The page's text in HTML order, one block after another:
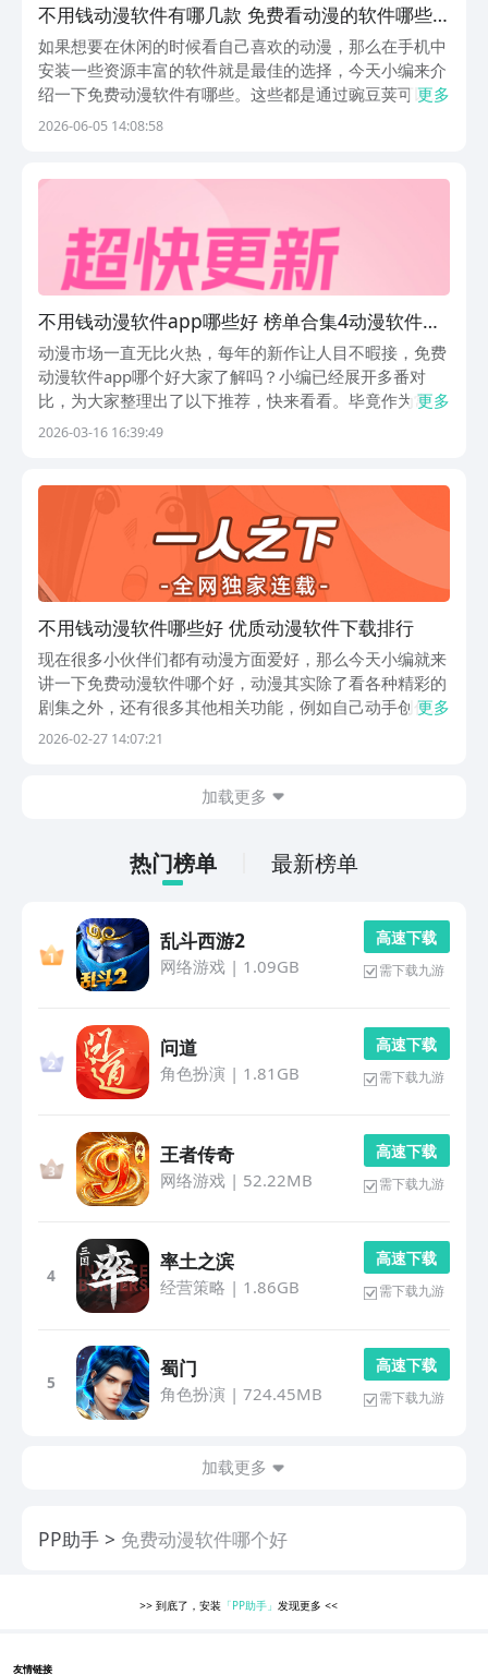
不用钱动漫软件有哪几款 免费看动漫的软件哪些
好
如果想要在休闲的时候看自己喜欢的动漫，那么在手机中
安装一些资源丰富的软件就是最佳的选择，今天小编来介
绍一下免费动漫软件有哪些。这些都是通过豌豆荚可以直
接下载的应用，豌豆荚是最好用的应用商店，这里面提供
更多
2026-06-05 14:08:58
不用钱动漫软件app哪些好 榜单合集4动漫软件
before_2
动漫市场一直无比火热，每年的新作让人目不暇接，免费
动漫软件app哪个好大家了解吗？小编已经展开多番对
比，为大家整理出了以下推荐，快来看看。毕竟作为常年
追番的资深二次元，太懂宝子们怕收费、怕广告、怕资源
更多
2026-03-16 16:39:49
不用钱动漫软件哪些好 优质动漫软件下载排行
现在很多小伙伴们都有动漫方面爱好，那么今天小编就来
讲一下免费动漫软件哪个好，动漫其实除了看各种精彩的
剧集之外，还有很多其他相关功能，例如自己动手创作或
者是发表各种影评等，这些也都是乐趣的一部分，而且所
更多
2026-02-27 14:07:21
加载更多
热门榜单 最新榜单
乱斗西游2
网络游戏| 1.09GB
高 速 下 载
需下载九游
问道
角色扮演 | 1.81GB
高 速 下 载
需下载九游
王者传奇
网络游戏| 52.22MB
高 速 下 载
需下载九游
4
率土之滨
经营策略 | 1.86GB
高 速 下 载
需下载九游
5
蜀门
角色扮演 | 724.45MB
高 速 下 载
需下载九游
加载更多
PP助手 免费动漫软件哪个好
>> 到底了，安装 「PP助手」 发现更多<<
友情链接